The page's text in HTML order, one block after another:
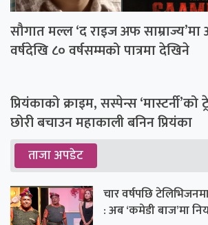
सौगात मल्ल ‘द राइज अफ
वर्षदेखि ८० वर्षसम्मको पात्रमा देखिने
प्रियंकाको क्राइम, सस्पेन्स
छोरी बचाउन महाकाली बनिन प्रियंका
ताजा अपडेट
चार वर्षपछि
: अब ‘कमेडी बाज’मा